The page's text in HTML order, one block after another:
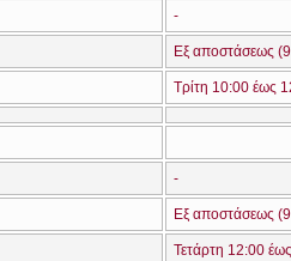
-
Εξ αποστάσεως
Τρίτη 10:00 έως
-
Εξ αποστάσεως
Τετάρτη 12:00